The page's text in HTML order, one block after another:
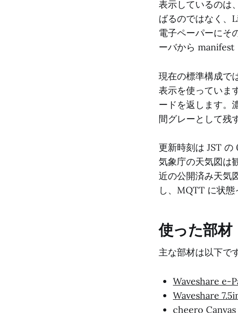
表示しているのは
ばるのではなく、
電子ペーパーにそ
ーバから manifest
現在の標準構成で
表示を使っていま
ードを返します。
間グレーとして残
更新時刻は JST
気象庁の天気図は
近の公開済み天気
し、MQTT に状態
使った部材
主な部材は以下です
Waveshare e-
Waveshare
cheero